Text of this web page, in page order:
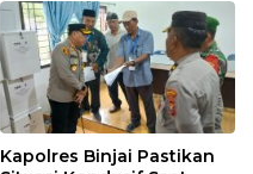
Kapolres Binjai Pastikan